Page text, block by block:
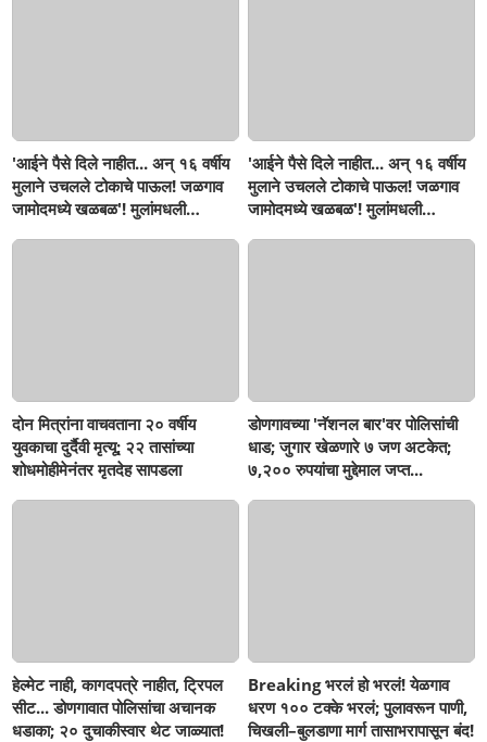
'आईने पैसे दिले नाहीत... अन् १६ वर्षीय
मुलाने उचलले टोकाचे पाऊल! जळगाव
जामोदमध्ये खळबळ'! मुलांमधली
'आईने पैसे दिले नाहीत... अन् १६ वर्षीय
मुलाने उचलले टोकाचे पाऊल! जळगाव
जामोदमध्ये खळबळ'! मुलांमधली
दोन मित्रांना वाचवताना २० वर्षीय
युवकाचा दुर्दैवी मृत्यू; २२ तासांच्या
शोधमोहीमेनंतर मृतदेह सापडला
डोणगावच्या 'नॅशनल बार'वर पोलिसांची
धाड; जुगार खेळणारे ७ जण अटकेत;
७,२०० रुपयांचा मुद्देमाल जप्त...
हेल्मेट नाही, कागदपत्रे नाहीत, ट्रिपल
सीट... डोणगावात पोलिसांचा अचानक
धडाका; २० दुचाकीस्वार थेट जाळ्यात!
Breaking भरलं हो भरलं! येळगाव
धरण १०० टक्के भरलं; पुलावरून पाणी,
चिखली–बुलडाणा मार्ग तासाभरापासून बंद!